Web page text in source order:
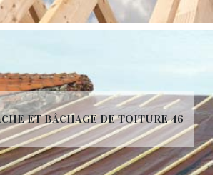
ET BÂCHAGE DE TOITURE 46